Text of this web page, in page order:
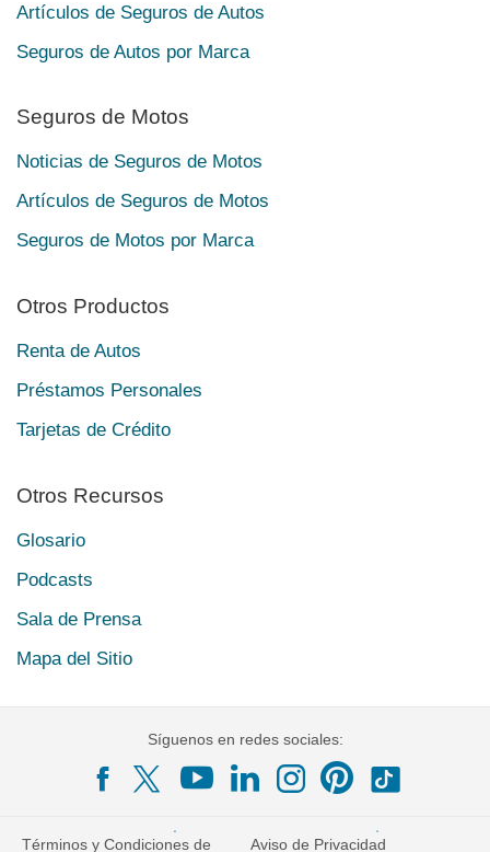
Artículos de Seguros de Autos
Seguros de Autos por Marca
Seguros de Motos
Noticias de Seguros de Motos
Artículos de Seguros de Motos
Seguros de Motos por Marca
Otros Productos
Renta de Autos
Préstamos Personales
Tarjetas de Crédito
Otros Recursos
Glosario
Podcasts
Sala de Prensa
Mapa del Sitio
Síguenos en redes sociales:
Términos y Condiciones de Aviso de Privacidad